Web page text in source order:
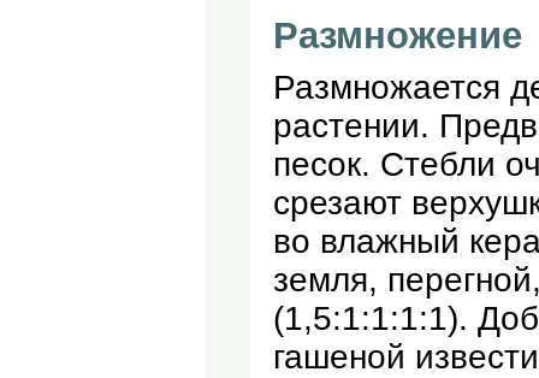
Размножение
Размножается
растении.
песок. Стебли
срезают
во влажный
земля,
(1,5:1:1:1:1).
гашеной